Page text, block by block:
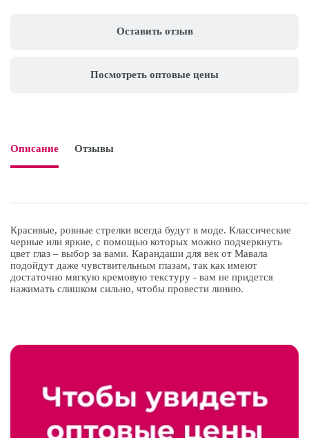
Оставить отзыв
Посмотреть оптовые цены
Описание Отзывы
Красивые, ровные стрелки всегда будут в моде. Классические
черные или яркие, с помощью которых можно подчеркнуть
цвет глаз – выбор за вами. Карандаши для век от Мавала
подойдут даже чувствительным глазам, так как имеют
достаточно мягкую кремовую текстуру - вам не придется
нажимать слишком сильно, чтобы провести линию.